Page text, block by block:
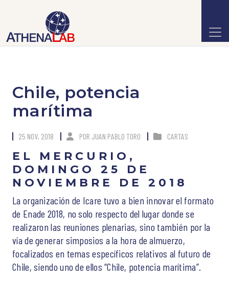
Chile, potencia
marítima
25 NOV, 2018 POR JUAN PABLO TORO CARTAS
EL MERCURIO,
DOMINGO 25 DE
NOVIEMBRE DE 2018
La organización de Icare tuvo a bien innovar el formato
de Enade 2018, no solo respecto del lugar donde se
realizaron las reuniones plenarias, sino también por la
vía de generar simposios a la hora de almuerzo,
focalizados en temas específicos relativos al futuro de
Chile, siendo uno de ellos “Chile, potencia marítima”.